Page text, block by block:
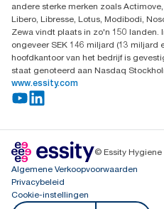
andere sterke merken zoals
Libero, Libresse, Lotus, Modibodi,
Zewa vindt plaats in zo'n 150 landen.
ongeveer SEK 146 miljard (13 miljard
hoofdkantoor van het bedrijf is
staat genoteerd aan Nasdaq
www.essity.com
© Essity
Algemene Verkoopvoorwaarden
Privacybeleid
Cookie-instellingen